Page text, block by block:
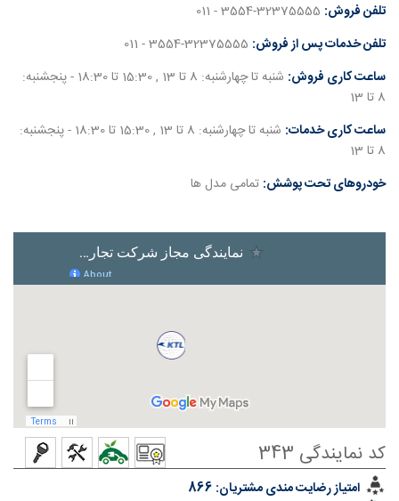
تلفن فروش:
تلفن خدمات پس از فروش:
ساعت کاری فروش:
شنبه تا چهارشنبه: 8 تا 13 , 15:30 تا 18:30 - پنجشنبه:
8 تا 13
ساعت کاری خدمات:
شنبه تا چهارشنبه: 8 تا 13 , 15:30 تا 18:30 - پنجشنبه:
8 تا 13
خودروهای تحت پوشش: تمامی مدل ها
کد نمایندگی 343
امتیاز رضایت مندی مشتریان: